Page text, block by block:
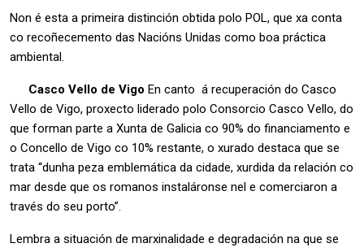
Non é esta a primeira distinción obtida polo POL, que xa conta
co recoñecemento das Nacións Unidas como boa práctica
ambiental.
Casco Vello de Vigo En canto á recuperación do Casco
Vello de Vigo, proxecto liderado polo Consorcio Casco Vello, do
que forman parte a Xunta de Galicia co 90% do financiamento e
o Concello de Vigo co 10% restante, o xurado destaca que se
trata “dunha peza emblemática da cidade, xurdida da relación co
mar desde que os romanos instaláronse nel e comerciaron a
través do seu porto”.
Lembra a situación de marxinalidade e degradación na que se